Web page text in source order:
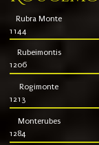
Rubra Monte
1144
Rubeimontis
1206
Rogimonte
1213
Monterubes
1284